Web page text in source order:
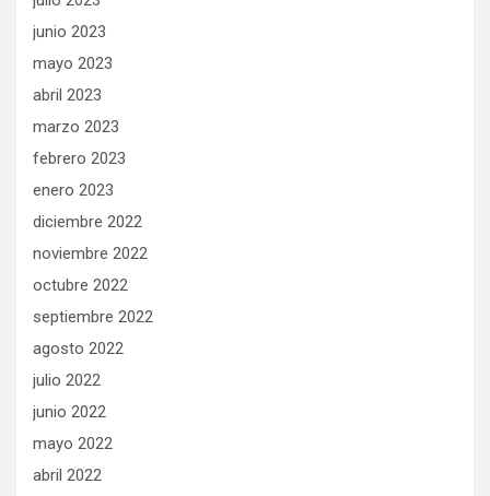
junio 2023
mayo 2023
abril 2023
marzo 2023
febrero 2023
enero 2023
diciembre 2022
noviembre 2022
octubre 2022
septiembre 2022
agosto 2022
julio 2022
junio 2022
mayo 2022
abril 2022